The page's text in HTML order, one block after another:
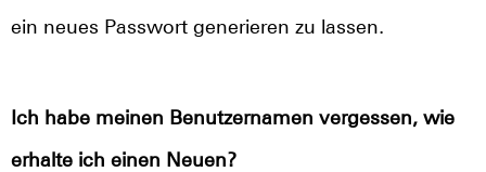
ein neues Passwort generieren zu lassen.
Ich habe meinen Benutzernamen vergessen, wie
erhalte ich einen Neuen?